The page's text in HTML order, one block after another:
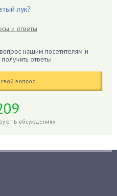
лук?
и ответы
нашим посетителям и
ответы
вопрос
в обсуждениях